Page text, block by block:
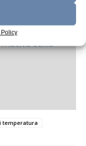
Policy
sulla
temperatura